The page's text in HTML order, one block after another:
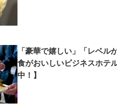
「豪華で嬉しい」「レベ
食がおいしいビジネスホテ
中！】